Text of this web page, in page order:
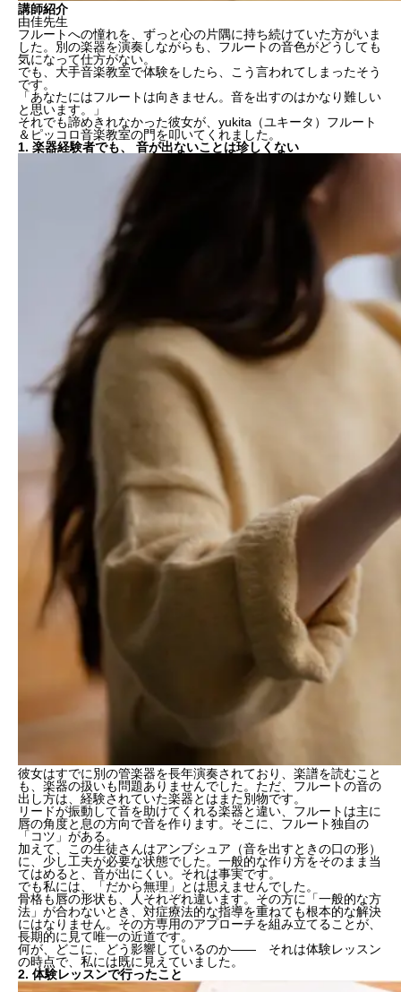
講師紹介
由佳先生
フルートへの憧れを、ずっと心の片隅に持ち続けていた方がいま
した。別の楽器を演奏しながらも、フルートの音色がどうしても
気になって仕方がない。
でも、大手音楽教室で体験をしたら、こう言われてしまったそう
です。
「あなたにはフルートは向きません。音を出すのはかなり難しい
と思います。」
それでも諦めきれなかった彼女が、yukita（ユキータ）フルート
＆ピッコロ音楽教室の門を叩いてくれました。
1. 楽器経験者でも、 音が出ないことは珍しくない
彼女はすでに別の管楽器を長年演奏されており、楽譜を読むこと
も、楽器の扱いも問題ありませんでした。ただ、フルートの音の
出し方は、経験されていた楽器とはまた別物です。
リードが振動して音を助けてくれる楽器と違い、フルートは主に
唇の角度と 息の方向で音を作ります。そこに、フルート独自の
「コツ」がある。
加えて、この生徒さんはアンブシュア（音を出すときの口の形）
に、少し工夫が必要な状態でした。一般的な作り方をそのまま当
てはめると、音が出にくい。それは事実です。
でも私には、「だから無理」とは思えませんでした。
骨格も唇の形状も、人それぞれ違います。その方に「一般的な方
法」が合わないとき、対症療法的な指導を重ねても根本的な解決
にはなりません。その方専用のアプローチを組み立てることが、
長期的に見て唯一の近道です。
何が、どこに、どう影響しているのか—— それは体験レッスン
の時点で、私には既に見えていました。
2. 体験レッスンで行ったこと